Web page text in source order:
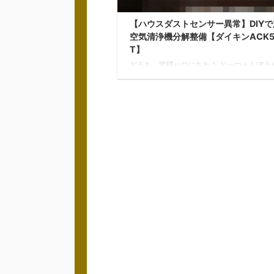
【ハウスダストセンサー異常】DIY
空気清浄機分解整備【ダイキン
T】
どうも、皆様ハロにちわ！ とっつぁんぼう